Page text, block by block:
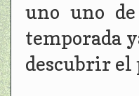
uno uno
temporada
descubrir el